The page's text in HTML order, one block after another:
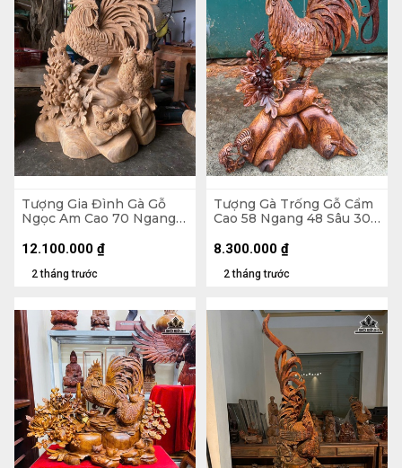
Tượng Gia Đình Gà Gỗ
Ngọc Am Cao 70 Ngang
2 tháng trước
12.100.000 ₫
Tượng Gà Trống Gỗ Cẩm
Cao 58 Ngang 48 Sâu 30
2 tháng trước
8.300.000 ₫